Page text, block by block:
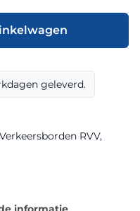
geleverd.
Verkeersborden RVV,